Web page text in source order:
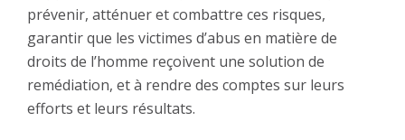
prévenir, atténuer et combattre ces risques,
garantir que les victimes d’abus en matière de
droits de l’homme reçoivent une solution de
remédiation, et à rendre des comptes sur leurs
efforts et leurs résultats.